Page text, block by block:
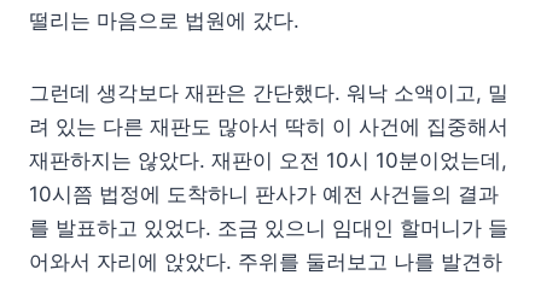
떨리는 마음으로 법원에 갔다.
그런데 생각보다 재판은 간단했다. 워낙 소액이고, 밀
려 있는 다른 재판도 많아서 딱히 이 사건에 집중해서
재판하지는 않았다. 재판이 오전 10시 10분이었는데,
10시쯤 법정에 도착하니 판사가 예전 사건들의 결과
를 발표하고 있었다. 조금 있으니 임대인 할머니가 들
어와서 자리에 앉았다. 주위를 둘러보고 나를 발견하